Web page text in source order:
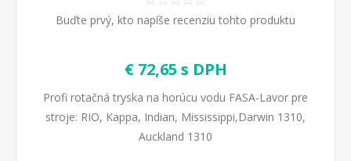
Buďte prvý, kto napíše recenziu tohto produktu
€ 72,65 s DPH
Profi rotačná tryska na horúcu vodu FASA-Lavor pre
stroje: RIO, Kappa, Indian, Mississippi,Darwin 1310,
Auckland 1310